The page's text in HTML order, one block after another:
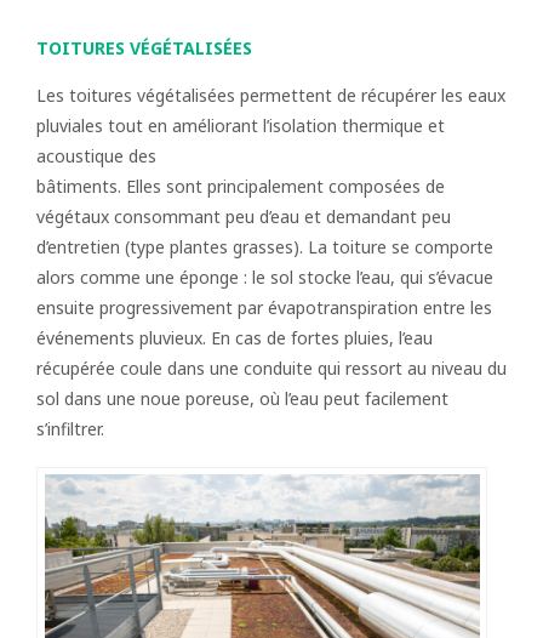
TOITURES VÉGÉTALISÉES
Les toitures végétalisées permettent de récupérer les eaux
pluviales tout en améliorant l’isolation thermique et
acoustique des
bâtiments. Elles sont principalement composées de
végétaux consommant peu d’eau et demandant peu
d’entretien (type plantes grasses). La toiture se comporte
alors comme une éponge : le sol stocke l’eau, qui s’évacue
ensuite progressivement par évapotranspiration entre les
événements pluvieux. En cas de fortes pluies, l’eau
récupérée coule dans une conduite qui ressort au niveau du
sol dans une noue poreuse, où l’eau peut facilement
s’infiltrer.